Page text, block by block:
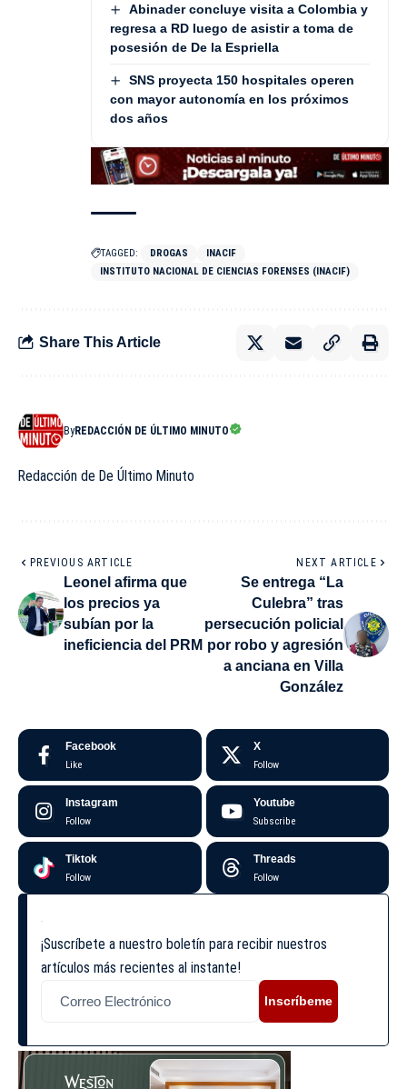
Abinader concluye visita a Colombia y
regresa a RD luego de asistir a toma de
posesión de De la Espriella
SNS proyecta 150 hospitales operen
con mayor autonomía en los próximos
dos años
TAGGED: DROGAS
INACIF
INSTITUTO NACIONAL DE CIENCIAS FORENSES (INACIF)
Share This Article
ByREDACCIÓN DE ÚLTIMO MINUTO
Redacción de De Último Minuto
PREVIOUS ARTICLE
Leonel afirma que
los precios ya
subían por la
ineficiencia del PRM
NEXT ARTICLE
Se entrega “La
Culebra” tras
persecución policial
por robo y agresión
a anciana en Villa
González
Facebook
Like
X
Follow
Instagram
Follow
Youtube
Subscribe
Tiktok
Follow
Threads
Follow
¡Suscríbete a nuestro boletín para recibir nuestros
artículos más recientes al instante!
Inscríbeme